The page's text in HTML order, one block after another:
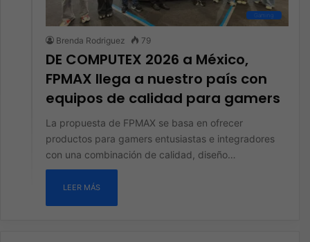
Gaming
Brenda Rodriguez 79
DE COMPUTEX 2026 a México,
FPMAX llega a nuestro país con
equipos de calidad para gamers
La propuesta de FPMAX se basa en ofrecer
productos para gamers entusiastas e integradores
con una combinación de calidad, diseño…
LEER MÁS